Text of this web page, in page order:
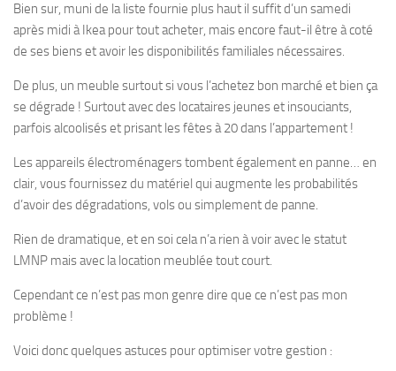
Bien sur, muni de la liste fournie plus haut il suffit d’un samedi
après midi à Ikea pour tout acheter, mais encore faut-il être à coté
de ses biens et avoir les disponibilités familiales nécessaires.
De plus, un meuble surtout si vous l’achetez bon marché et bien ça
se dégrade ! Surtout avec des locataires jeunes et insouciants,
parfois alcoolisés et prisant les fêtes à 20 dans l’appartement !
Les appareils électroménagers tombent également en panne… en
clair, vous fournissez du matériel qui augmente les probabilités
d’avoir des dégradations, vols ou simplement de panne.
Rien de dramatique, et en soi cela n’a rien à voir avec le statut
LMNP mais avec la location meublée tout court.
Cependant ce n’est pas mon genre dire que ce n’est pas mon
problème !
Voici donc quelques astuces pour optimiser votre gestion :